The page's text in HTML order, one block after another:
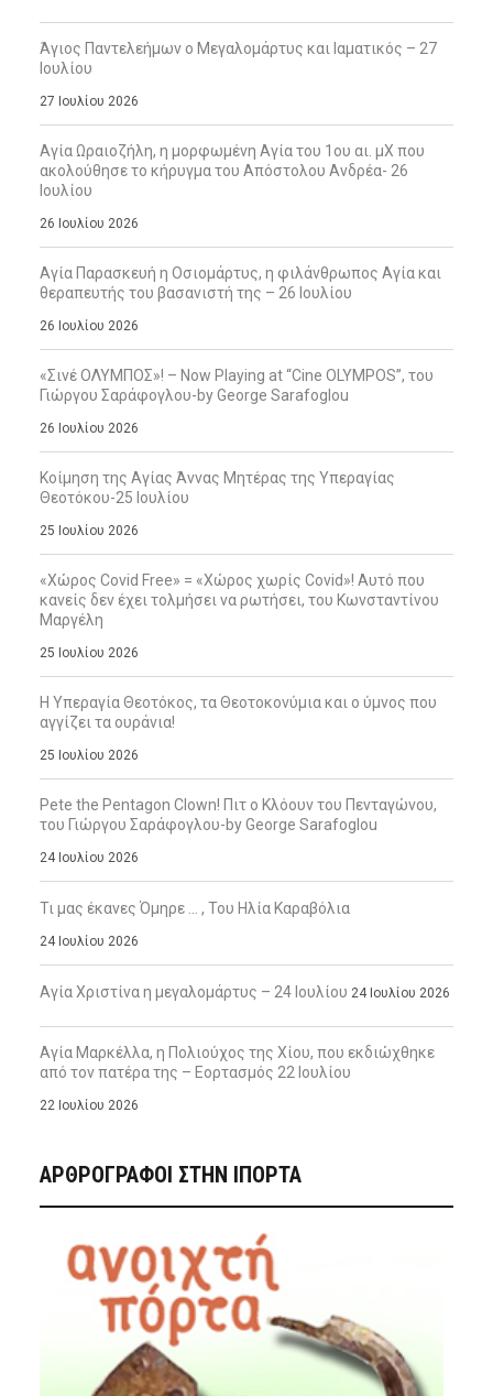
Άγιος Παντελεήμων ο Μεγαλομάρτυς και Ιαματικός – 27
Ιουλίου
27 Ιουλίου 2026
Αγία Ωραιοζήλη, η μορφωμένη Αγία του 1ου αι. μΧ που
ακολούθησε το κήρυγμα του Απόστολου Ανδρέα- 26
Ιουλίου
26 Ιουλίου 2026
Αγία Παρασκευή η Οσιομάρτυς, η φιλάνθρωπος Αγία και
θεραπευτής του βασανιστή της – 26 Ιουλίου
26 Ιουλίου 2026
«Σινέ ΟΛΥΜΠΟΣ»! – Now Playing at “Cine OLYMPOS”, του
Γιώργου Σαράφογλου-by George Sarafoglou
26 Ιουλίου 2026
Κοίμηση της Αγίας Άννας Μητέρας της Υπεραγίας
Θεοτόκου-25 Ιουλίου
25 Ιουλίου 2026
«Χώρος Covid Free» = «Χώρος χωρίς Covid»! Αυτό που
κανείς δεν έχει τολμήσει να ρωτήσει, του Κωνσταντίνου
Μαργέλη
25 Ιουλίου 2026
Η Υπεραγία Θεοτόκος, τα Θεοτοκονύμια και ο ύμνος που
αγγίζει τα ουράνια!
25 Ιουλίου 2026
Pete the Pentagon Clown! Πιτ ο Κλόουν του Πενταγώνου,
του Γιώργου Σαράφογλου-by George Sarafoglou
24 Ιουλίου 2026
Τι μας έκανες Όμηρε … , Του Ηλία Καραβόλια
24 Ιουλίου 2026
Αγία Χριστίνα η μεγαλομάρτυς – 24 Ιουλίου 24 Ιουλίου 2026
Αγία Μαρκέλλα, η Πολιούχος της Χίου, που εκδιώχθηκε
από τον πατέρα της – Εορτασμός 22 Ιουλίου
22 Ιουλίου 2026
ΑΡΘΡΟΓΡΑΦΟΙ ΣΤΗΝ IΠΟΡΤΑ